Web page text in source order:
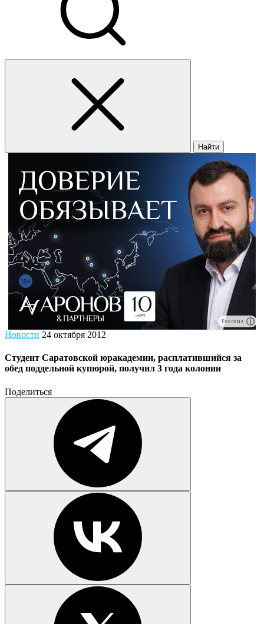
Найти
Реклама
Новости 24 октября 2012
Студент Саратовской юракадемии, расплатившийся за
обед поддельной купюрой, получил 3 года колонии
Поделиться